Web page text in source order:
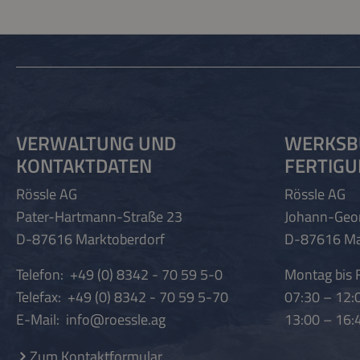
VERWALTUNG UND
KONTAKTDATEN
Rössle AG
Pater-Hartmann-Straße 23
D-87616 Marktoberdorf
Telefon: +49 (0) 8342 - 70 59 5-0
Telefax: +49 (0) 8342 - 70 59 5-70
E-Mail: info@roessle.ag
Rössle AG
Johann-
D-87616
Montag bis
07:30 –
13:00 –